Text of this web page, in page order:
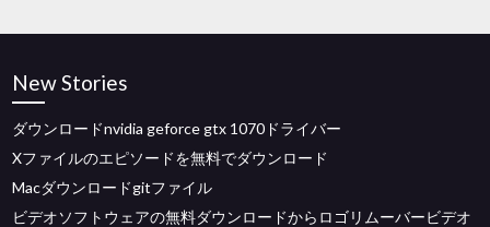
New Stories
ダウンロードnvidia geforce gtx 1070ドライバー
Xファイルのエピソードを無料でダウンロード
Macダウンロードgitファイル
ビデオソフトウェアの無料ダウンロードからロゴリムーバービデオ